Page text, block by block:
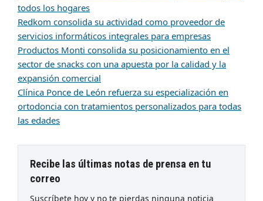
todos los hogares
Redkom consolida su actividad como proveedor de
servicios informáticos integrales para empresas
Productos Monti consolida su posicionamiento en el
sector de snacks con una apuesta por la calidad y la
expansión comercial
Clínica Ponce de León refuerza su especialización en
ortodoncia con tratamientos personalizados para todas
las edades
Recibe las últimas notas de prensa en tu
correo
Suscríbete hoy y no te pierdas ninguna noticia